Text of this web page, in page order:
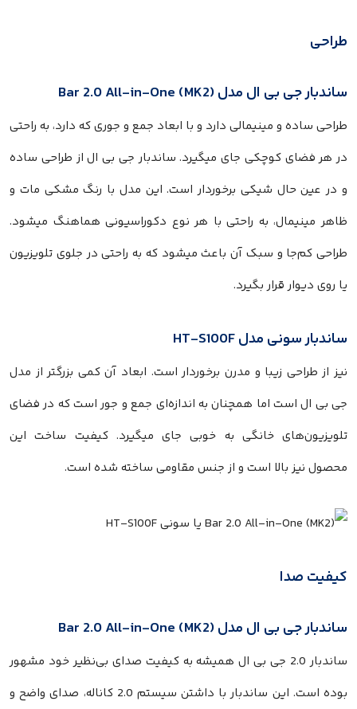
طراحی
ساندبار جی بی ال مدل Bar 2.0 All-in-One (MK2)
طراحی ساده و مینیمالی دارد و با ابعاد جمع و جوری که دارد، به راحتی
در هر فضای کوچکی جای میگیرد. ساندبار جی بی ال از طراحی ساده
و در عین حال شیکی برخوردار است. این مدل با رنگ مشکی مات و
ظاهر مینیمال، به راحتی با هر نوع دکوراسیونی هماهنگ میشود.
طراحی کم‌جا و سبک آن باعث میشود که به راحتی در جلوی تلویزیون
یا روی دیوار قرار بگیرد.
ساندبار سونی مدل HT-S100F
نیز از طراحی زیبا و مدرن برخوردار است. ابعاد آن کمی بزرگتر از مدل
جی بی ال است اما همچنان به اندازه‌ای جمع و جور است که در فضای
تلویزیون‌های خانگی به خوبی جای میگیرد. کیفیت ساخت این
محصول نیز بالا است و از جنس مقاومی ساخته شده است.
کیفیت صدا
ساندبار جی بی ال مدل Bar 2.0 All-in-One (MK2)
ساندبار 2.0 جی بی ال همیشه به کیفیت صدای بی‌نظیر خود مشهور
بوده است. این ساندبار با داشتن سیستم 2.0 کاناله، صدای واضح و